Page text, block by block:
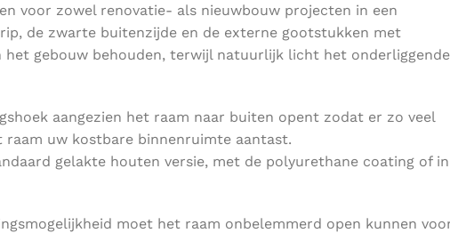
voor zowel renovatie- als nieuwbouw projecten in een
de zwarte buitenzijde en de externe gootstukken met
gebouw behouden, terwijl natuurlijk licht het onderliggende
aangezien het raam naar buiten opent zodat er zo veel
uw kostbare binnenruimte aantast.
gelakte houten versie, met de polyurethane coating of
moet het raam onbelemmerd open kunnen